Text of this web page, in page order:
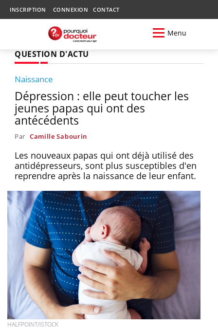
INSCRIPTION CONNEXION CONTACT
Menu
QUESTION D'ACTU
Naissance
Dépression : elle peut toucher les
jeunes papas qui ont des
antécédents
Par Camille Sabourin
Les nouveaux papas qui ont déjà utilisé des
antidépresseurs, sont plus susceptibles d'en
reprendre après la naissance de leur enfant.
HALFPOINT/ISTOCK